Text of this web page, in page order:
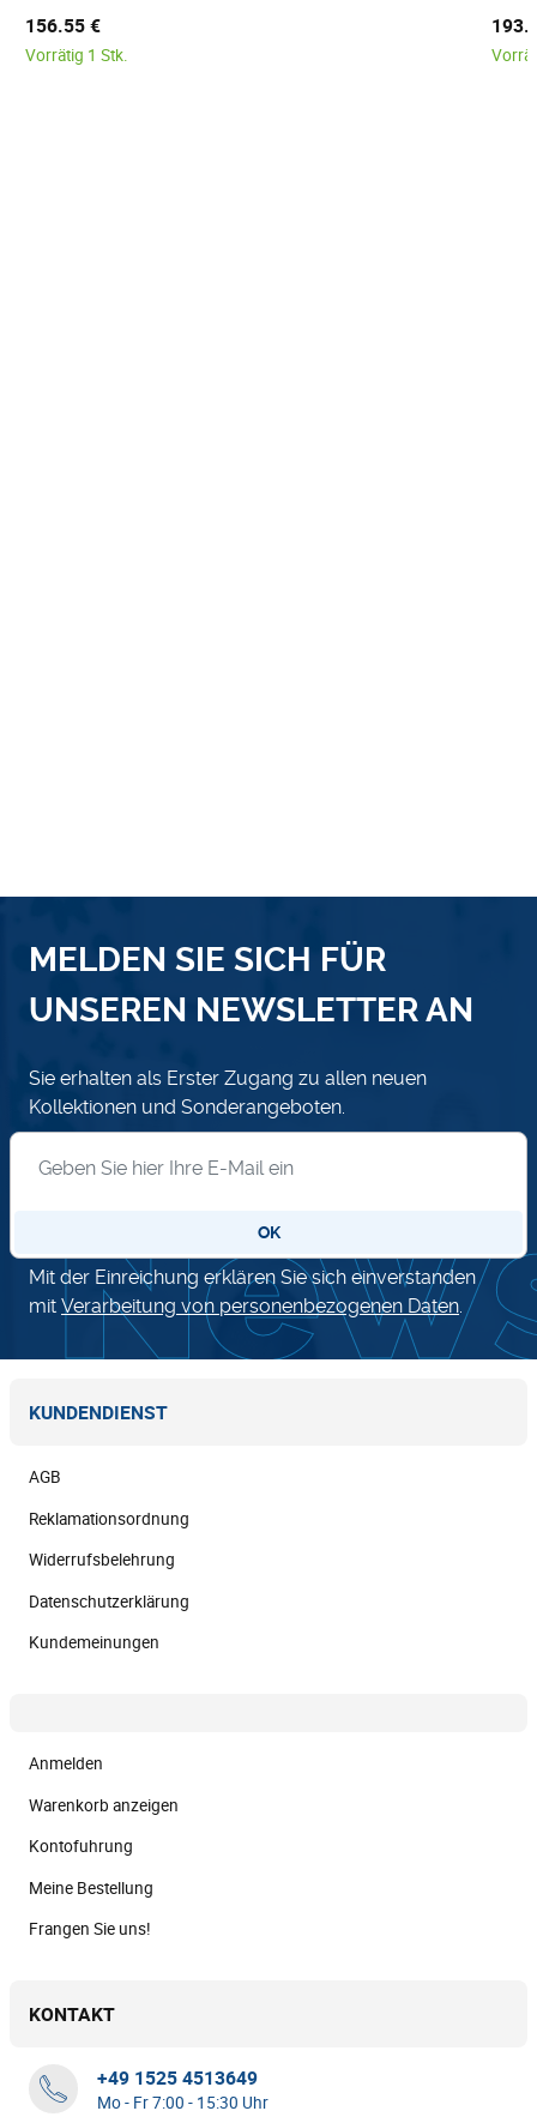
156.55 €
Vorrätig 1 Stk.
MELDEN SIE SICH FÜR
UNSEREN NEWSLETTER AN
Sie erhalten als Erster Zugang zu allen neuen
Kollektionen und Sonderangeboten.
OK
Mit der Einreichung erklären Sie sich einverstanden
mit Verarbeitung von personenbezogenen Daten.
KUNDENDIENST
AGB
Reklamationsordnung
Widerrufsbelehrung
Datenschutzerklärung
Kundemeinungen
Anmelden
Warenkorb anzeigen
Kontofuhrung
Meine Bestellung
Frangen Sie uns!
KONTAKT
+49 1525 4513649
Mo - Fr 7:00 - 15:30 Uhr